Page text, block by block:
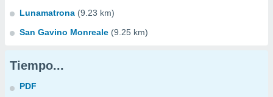
Lunamatrona (9.23 km)
San Gavino Monreale (9.25 km)
Tiempo...
PDF